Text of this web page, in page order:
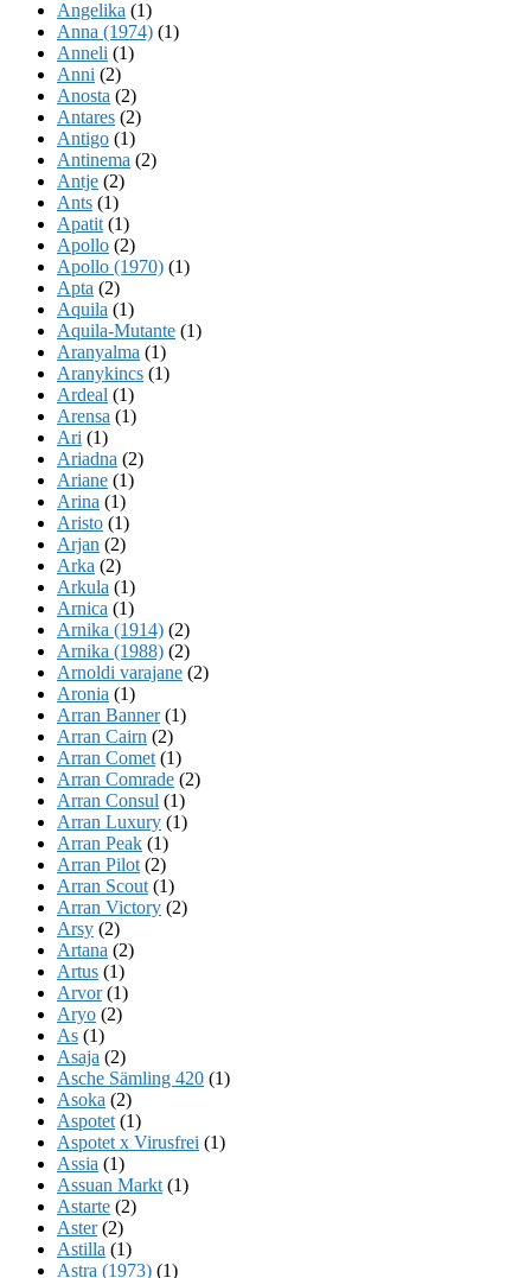
Angelika (1)
Anna (1974) (1)
Anneli (1)
Anni (2)
Anosta (2)
Antares (2)
Antigo (1)
Antinema (2)
Antje (2)
Ants (1)
Apatit (1)
Apollo (2)
Apollo (1970) (1)
Apta (2)
Aquila (1)
Aquila-Mutante (1)
Aranyalma (1)
Aranykincs (1)
Ardeal (1)
Arensa (1)
Ari (1)
Ariadna (2)
Ariane (1)
Arina (1)
Aristo (1)
Arjan (2)
Arka (2)
Arkula (1)
Arnica (1)
Arnika (1914) (2)
Arnika (1988) (2)
Arnoldi varajane (2)
Aronia (1)
Arran Banner(1)
Arran Cairn (2)
Arran Comet (1)
Arran Comrade (2)
Arran Consul (1)
Arran Luxury (1)
Arran Peak (1)
Arran Pilot (2)
Arran Scout (1)
Arran Victory (2)
Arsy (2)
Artana (2)
Artus (1)
Arvor(1)
Aryo (2)
As (1)
Asaja (2)
Asche Sämling 420 (1)
Asoka (2)
Aspotet (1)
Aspotet x Virusfrei (1)
Assia (1)
Assuan Markt (1)
Astarte (2)
Aster(2)
Astilla (1)
Astra (1973) (1)